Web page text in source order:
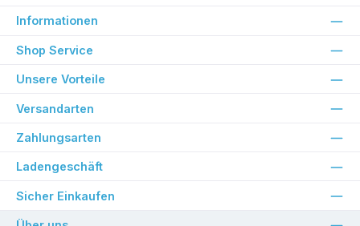
Informationen
Shop Service
Unsere Vorteile
Versandarten
Zahlungsarten
Ladengeschäft
Sicher Einkaufen